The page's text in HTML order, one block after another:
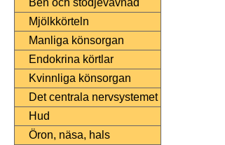
Ben och stödjevävnad
Mjölkkörteln
Manliga könsorgan
Endokrina körtlar
Kvinnliga könsorgan
Det centrala nervsystemet
Hud
Öron, näsa, hals